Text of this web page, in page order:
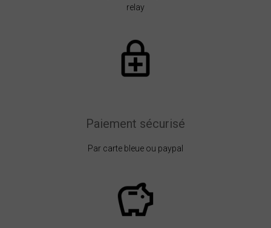
relay
Paiement sécurisé
Par carte bleue ou paypal